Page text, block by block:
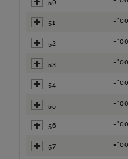
50
51
52
53
54
55
56
57